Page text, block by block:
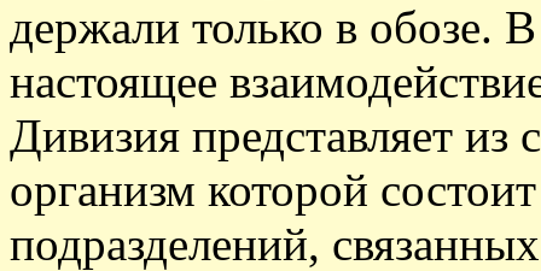
держали только в обозе. В
настоящее
Дивизия представляет
организм которой
подразделений,